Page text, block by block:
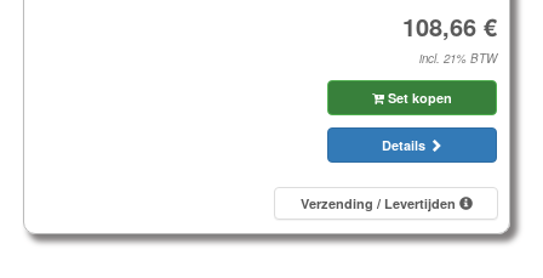
incl. 21% BTW
Set kopen
Details
Verzending / Levertijden